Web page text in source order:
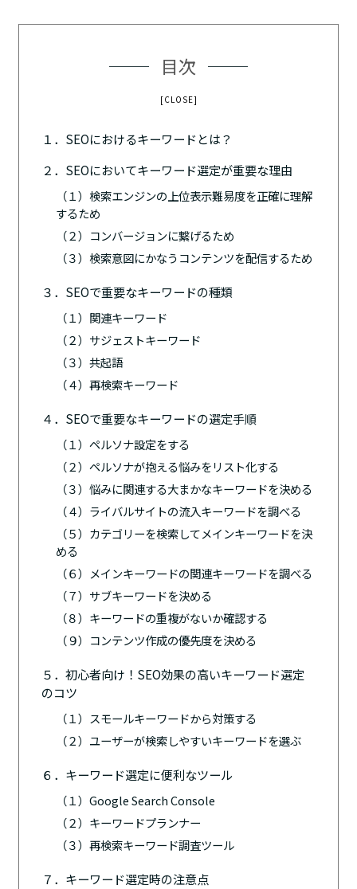
[CLOSE]
目次
１．SEOにおけるキーワードとは？
２．SEOにおいてキーワード選定が重要な理由
（１）検索エンジンの上位表示難易度を正確に理解
するため
（２）コンバージョンに繋げるため
（３）検索意図にかなうコンテンツを配信するため
３．SEOで重要なキーワードの種類
（１）関連キーワード
（２）サジェストキーワード
（３）共起語
（４）再検索キーワード
４．SEOで重要なキーワードの選定手順
（１）ペルソナ設定をする
（２）ペルソナが抱える悩みをリスト化する
（３）悩みに関連する大まかなキーワードを決める
（４）ライバルサイトの流入キーワードを調べる
（５）カテゴリーを検索してメインキーワードを決
める
（６）メインキーワードの関連キーワードを調べる
（７）サブキーワードを決める
（８）キーワードの重複がないか確認する
（９）コンテンツ作成の優先度を決める
５．初心者向け！SEO効果の高いキーワード選定
のコツ
（１）スモールキーワードから対策する
（２）ユーザーが検索しやすいキーワードを選ぶ
６．キーワード選定に便利なツール
（１）Google Search Console
（２）キーワードプランナー
（３）再検索キーワード調査ツール
７．キーワード選定時の注意点